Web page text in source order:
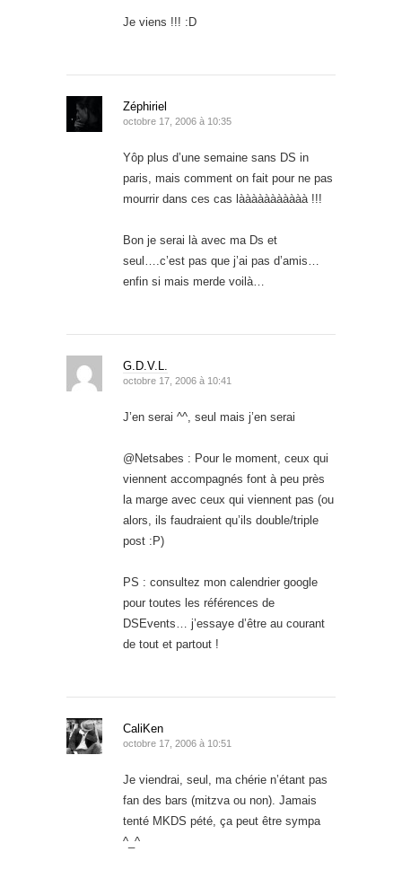
Je viens !!! :D
Zéphiriel
octobre 17, 2006 à 10:35
Yôp plus d’une semaine sans DS in
paris, mais comment on fait pour ne pas
mourrir dans ces cas lààààààààààà !!!
Bon je serai là avec ma Ds et
seul….c’est pas que j’ai pas d’amis…
enfin si mais merde voilà…
G.D.V.L.
octobre 17, 2006 à 10:41
J’en serai ^^, seul mais j’en serai
@Netsabes : Pour le moment, ceux qui
viennent accompagnés font à peu près
la marge avec ceux qui viennent pas (ou
alors, ils faudraient qu’ils double/triple
post :P)
PS : consultez mon calendrier google
pour toutes les références de
DSEvents… j’essaye d’être au courant
de tout et partout !
CaliKen
octobre 17, 2006 à 10:51
Je viendrai, seul, ma chérie n’étant pas
fan des bars (mitzva ou non). Jamais
tenté MKDS pété, ça peut être sympa
^_^